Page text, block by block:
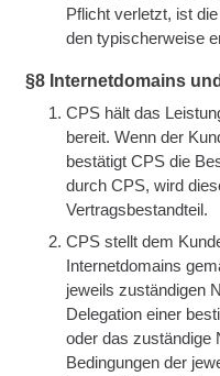
Pflicht verletzt, ist
den typischerweise
§8 Internetdomains
CPS hält das
bereit. Wenn der
bestätigt CPS die
durch CPS, wird
Vertragsbestandteil.
CPS stellt dem
Internetdomains
jeweils zuständigen
Delegation einer
oder das zuständige
Bedingungen der